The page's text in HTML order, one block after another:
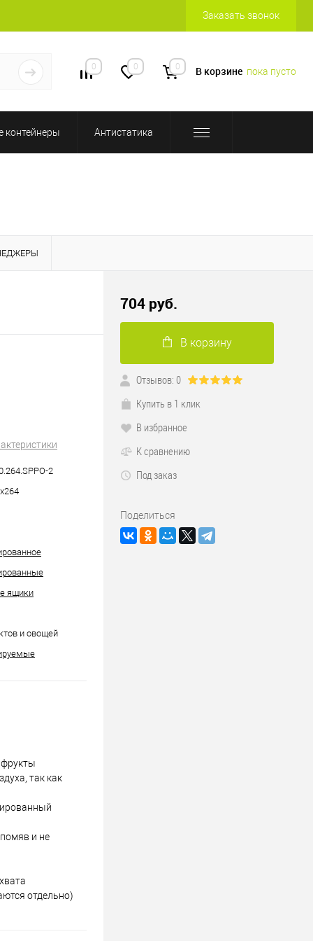
Заказать звонок
0 0 0 В корзине пока пусто
контейнеры Антистатика
2
ящики
и овощей
так как
и не
отдельно)
704 руб.
В корзину
Отзывов: 0
Купить в 1 клик
В избранное
К сравнению
Под заказ
Поделиться